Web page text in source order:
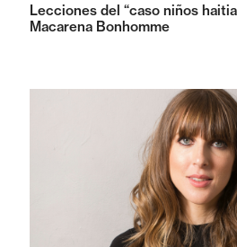
Lecciones del “caso niños
Macarena Bonhomme